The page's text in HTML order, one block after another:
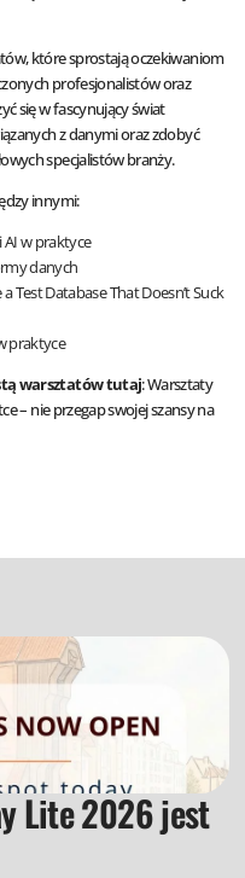
które sprostają oczekiwaniom
profesjonalistów oraz
się w fascynujący świat
z danymi oraz zdobyć
specjalistów branży.
innymi:
AI w praktyce
danych
Test Database That Doesn’t Suck
praktyce
warsztatów tutaj:Warsztaty
– nie przegap swojej szansy na
Lite 2026 jest